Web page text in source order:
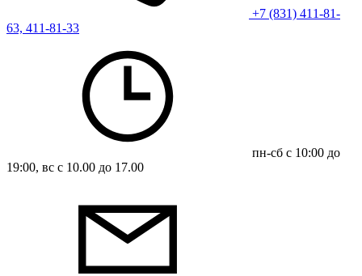
+7 (831) 411-81-
63, 411-81-33
пн-сб с 10:00 до
19:00, вс с 10.00 до 17.00